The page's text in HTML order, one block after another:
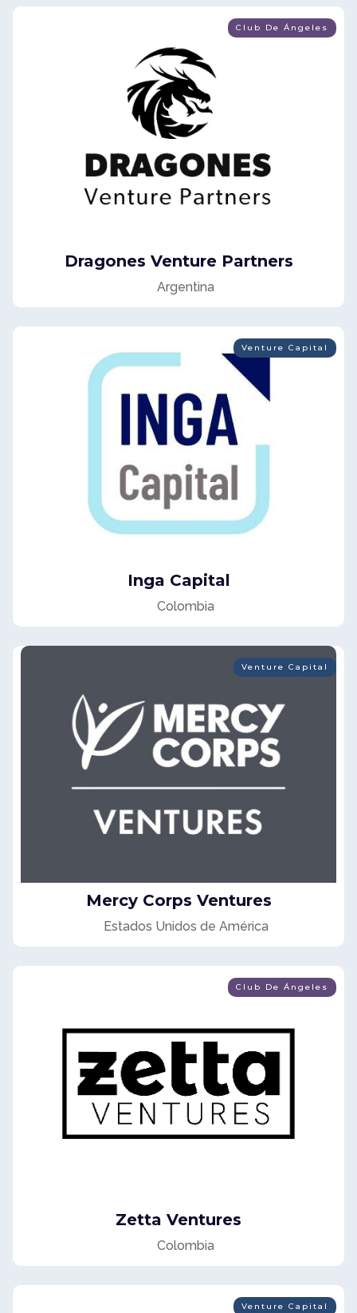
Club De Ángeles
Dragones Venture Partners
Argentina
Venture Capital
Inga Capital
Colombia
Venture Capital
Mercy Corps Ventures
Estados Unidos de América
Club De Ángeles
Zetta Ventures
Colombia
Venture Capital